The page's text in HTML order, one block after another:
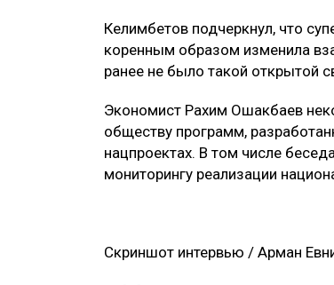
Келимбетов подчеркнул, что
коренным образом изменила
ранее не было такой открытой
Экономист Рахим Ошакбаев
обществу программ,
нацпроектах. В том числе
мониторингу реализации
Скриншот интервью / Арман